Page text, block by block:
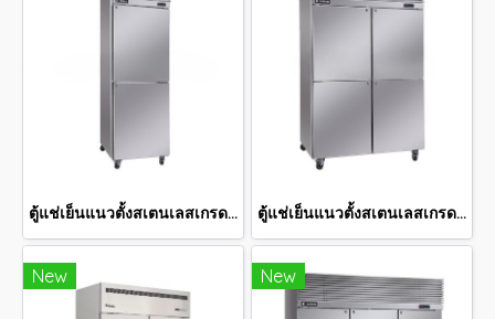
ตู้แช่เย็นแนวตั้งสเตนเลสเกรด 201 18.7คิว SRC-0612 ตู้แช่เย็นแนวตั้งสเตนเลสเกรด 201 36.3 คิว SRC-1232
New New